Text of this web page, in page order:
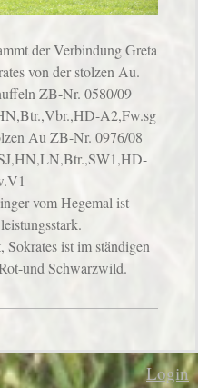
der Verbindung Greta
von der stolzen Au.
ZB-Nr. 0580/09
A2,Fw.sg
Au ZB-Nr. 0976/08
vom Hegemal ist
ist im ständigen
und Schwarzwild.
Login